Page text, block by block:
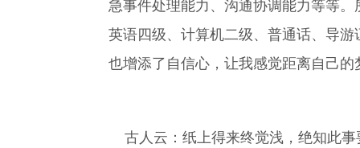
急事件处理能力、沟通协调能力等等
英语四级、计算机二级、普通话、导
也增添了自信心，让我感觉距离自己的
古人云：纸上得来终觉浅，绝知此事